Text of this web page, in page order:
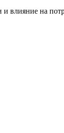
влияние на